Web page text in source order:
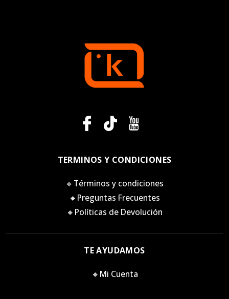
TERMINOS Y CONDICIONES
🔸Términos y condiciones
🔸Preguntas Frecuentes
🔸Políticas de Devolución
TE AYUDAMOS
🔸Mi Cuenta